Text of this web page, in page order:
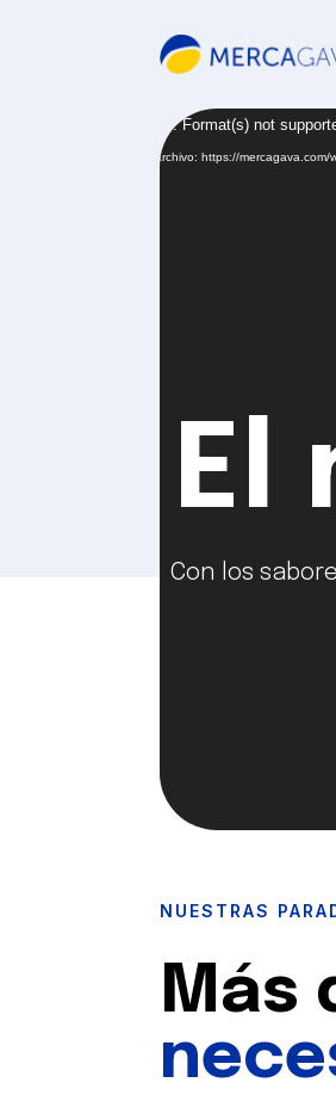
El
Con los
Reproductor
de
Media error: Format(s) not
Descargar archivo: https://
NUESTRAS
Más